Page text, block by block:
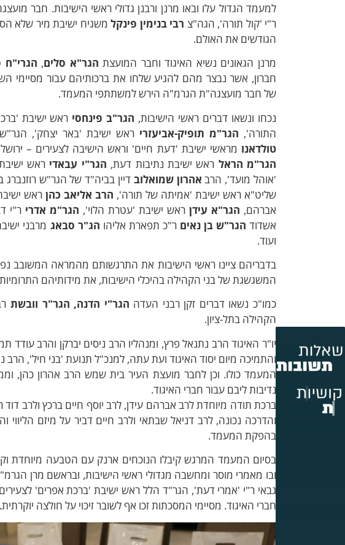
למעמד הגדול עלו ובאו מרנן ורבנן גדולי ראשי הישיבות. חבר
ר"י 'קול תורה', הגה"צ רבי בנימין פינקלמשגיח ישיבת מיר שלא
הגודשים את האולם.
מרנן הגאונים נשיא האיגוד וחבר המועצת הגר"א סלים, הגרי"ח
חברון, אשר נבצר מהם להגיע שלחו את ברכותיהם עבור מסיימי
של חבר מועצגה"ת הגרמ"ה הירש למשתתפי המעמד.
נכחו ונשאו דברים ראשי הישיבות, הגר"ב פינחסי ראש ישיבת
התורה', הגר"מ תופיק-אביעזרי ראש ישיבת 'באר יצחק',
טולדאנו מראשי ישיבת 'דעת חיים' וראש הישיבה לצעירים –
הגר"מ הראל ראש ישיבת נתיבות דעת, הגר"י עבאדי ראש
'אוהל מועד', הרב אהרון שמואלוב דיין בביה"ד של הגר"ש
שליט"א ראש ישיבת 'אמיתה של תורה', הרב אליאב כהןראש
אברהם, הגר"א עידןראש ישיבת 'עטרת הלוי', הגר"מ אדרי ר"י
אשדוד הגר"ש בן נאים ר"כ תפארת אליהו הג"ר סבאג מרבני
ועוד.
בדבריהם ציינו ראשי הישיבות את התרגשותם מהמראה המשובב
המשגשגת של בני הקהילה בהיכלי הישיבות, את מידותיהם
כמו"כ נשאו דברים זקן רבני העדה הגר"י הדנה, הגר"ר וובשת
הקהילה בתל-ציון.
יו"ר האיגוד הרב נתנאל פרץ, ומנהליו הרב ניסים יברקן והרב עודד
והתמיכה מיום יסוד האיגוד ועת עתה, למנכ"ל תנועת 'בני חיל',
המעמד כולו. וכן לחבר מועצת העיר בית שמש הרב אהרון כהן,
נדיבות ליבם עבור חברי האיגוד.
ברכת תודה מיוחדת לרב אברהם עידן, לרב יוסף חיים ברכץ ולרב
והדרכה נכונה, לרב דניאל שבתאי ולרב חיים דביר על מיזם הליווי
בהפקת המעמד.
בסיום המעמד המרגש קיבלו הנוכחים ארנק עם הטבעה מיוחדת
ובו מאמרי מוסר ומחשבה מגדולי ראשי הישיבות, ובראשם מרן
גבאי ר"י 'אמרי דעת', הגר"ד הלל ראש ישיבת 'ברכת אפרים'
חברי האיגוד. מסיימי המסכתות זכו אף לשובר זיכוי על חולצה יוקרתית.